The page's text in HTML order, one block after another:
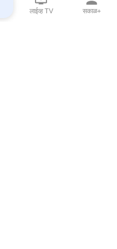
लाईव्ह TV सकाळ+